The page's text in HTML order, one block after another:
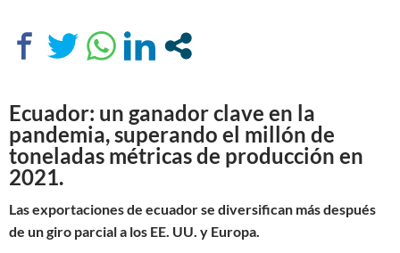
Ecuador: un ganador clave en la
pandemia, superando el millón de
toneladas métricas de producción en
2021.
Las exportaciones de ecuador se diversifican más después
de un giro parcial a los EE. UU. y Europa.